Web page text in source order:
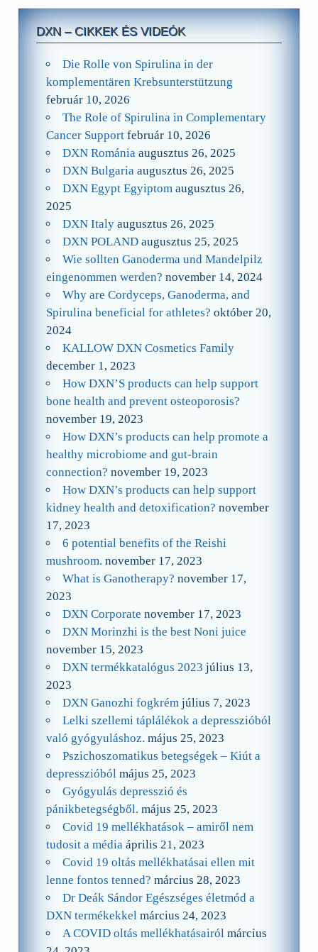
DXN – CIKKEK ÉS VIDEÓK
Die Rolle von Spirulina in der
komplementären Krebsunterstützung
február 10, 2026
The Role of Spirulina in Complementary
Cancer Support február 10, 2026
DXN Románia augusztus 26, 2025
DXN Bulgaria augusztus 26, 2025
DXN Egypt Egyiptom augusztus 26,
2025
DXN Italy augusztus 26, 2025
DXN POLAND augusztus 25, 2025
Wie sollten Ganoderma und Mandelpilz
eingenommen werden? november 14, 2024
Why are Cordyceps, Ganoderma, and
Spirulina beneficial for athletes? október 20,
2024
KALLOW DXN Cosmetics Family
december 1, 2023
How DXN’S products can help support
bone health and prevent osteoporosis?
november 19, 2023
How DXN’s products can help promote a
healthy microbiome and gut-brain
connection? november 19, 2023
How DXN’s products can help support
kidney health and detoxification? november
17, 2023
6 potential benefits of the Reishi
mushroom. november 17, 2023
What is Ganotherapy? november 17,
2023
DXN Corporate november 17, 2023
DXN Morinzhi is the best Noni juice
november 15, 2023
DXN termékkatalógus 2023 július 13,
2023
DXN Ganozhi fogkrém július 7, 2023
Lelki szellemi táplálékok a depresszióból
való gyógyuláshoz. május 25, 2023
Pszichoszomatikus betegségek – Kiút a
depresszióból május 25, 2023
Gyógyulás depresszió és
pánikbetegségből. május 25, 2023
Covid 19 mellékhatások – amiről nem
tudosit a média április 21, 2023
Covid 19 oltás mellékhatásai ellen mit
lenne fontos tenned? március 28, 2023
Dr Deák Sándor Egészséges életmód a
DXN termékekkel március 24, 2023
A COVID oltás mellékhatásairól március